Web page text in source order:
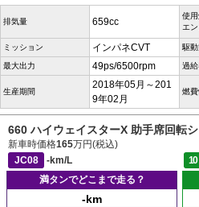
排気量 659cc
使
エ
ミッション インパネCVT 駆
最大出力 49ps/6500rpm 過給
生産期間
2018年05月～201
9年02月
燃
660 ハイウェイスターX 助手席回転
新車時価格165万円(税込)
JC08
-km/L
満タンでどこまで走る？
-km